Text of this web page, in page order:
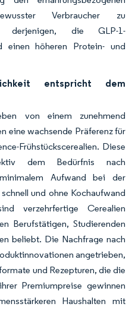
Verbraucher zu
derjenigen, die GLP-1-
einen höheren Protein- und
entspricht dem
von einem zunehmend
eine wachsende Präferenz für
Frühstückscerealien. Diese
dem Bedürfnis nach
Aufwand bei der
und ohne Kochaufwand
verzehrfertige Cerealien
Berufstätigen, Studierenden
beliebt. Die Nachfrage nach
angetrieben,
und Rezepturen, die die
Premiumpreise gewinnen
Haushalten mit